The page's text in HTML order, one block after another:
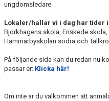
ungdomsledare.
Lokaler/hallar vi i dag har tider
Björkhagens skola, Enskede
Hammarbyskolan södra och
På följande sida kan du redan nu
passar er: Klicka här!
Om inte är du välkommen att